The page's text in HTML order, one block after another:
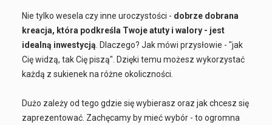
Nie tylko wesela czy inne uroczystości - dobrze dobrana
kreacja, która podkreśla Twoje atuty i walory - jest
idealną inwestycją . Dlaczego? Jak mówi przysłowie - "jak
Cię widzą, tak Cię piszą". Dzięki temu możesz wykorzystać
każdą z sukienek na różne okoliczności.
Dużo zależy od tego gdzie się wybierasz oraz jak chcesz się
zaprezentować. Zachęcamy by mieć wybór - to ogromna